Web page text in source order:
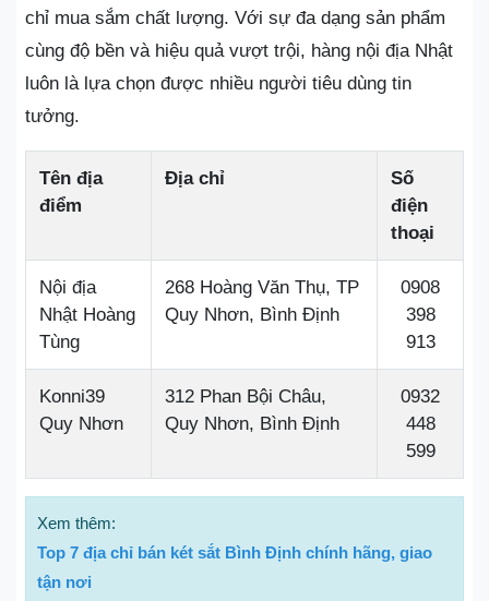
chỉ mua sắm chất lượng. Với sự đa dạng sản phẩm
cùng độ bền và hiệu quả vượt trội, hàng nội địa Nhật
luôn là lựa chọn được nhiều người tiêu dùng tin
tưởng.
Tên địa
điểm
Địa chỉ
Số
điện
thoại
Nội địa
Nhật Hoàng
Tùng
268 Hoàng Văn Thụ, TP
Quy Nhơn, Bình Định
0908
398
913
Konni39
Quy Nhơn
312 Phan Bội Châu,
Quy Nhơn, Bình Định
0932
448
599
Xem thêm:
Top 7 địa chỉ bán két sắt Bình Định chính hãng, giao
tận nơi